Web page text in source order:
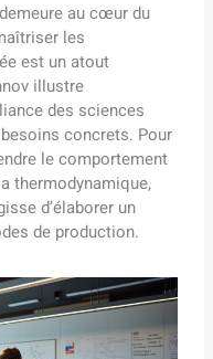
au cœur du
les
est un atout
illustre
des sciences
concrets. Pour
le comportement
thermodynamique,
d’élaborer un
de production.